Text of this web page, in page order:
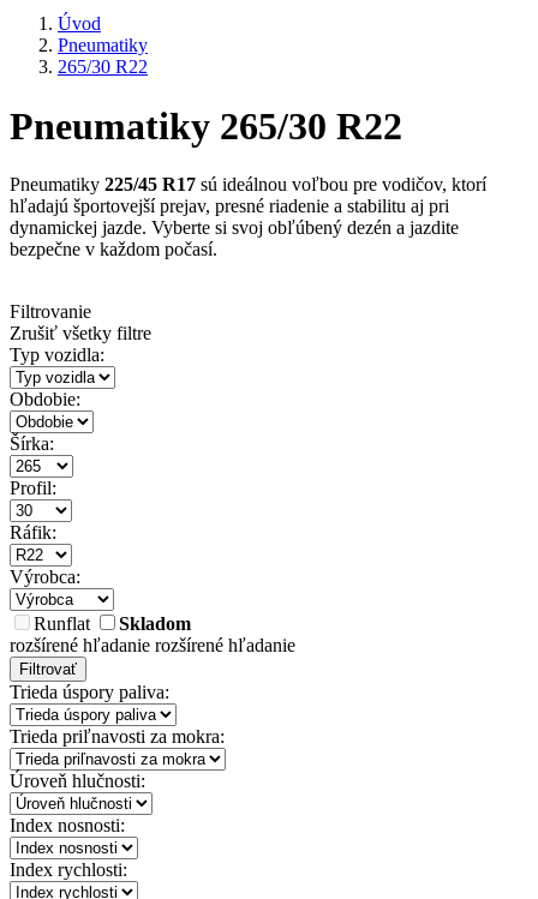
Úvod
Pneumatiky
265/30 R22
Pneumatiky 265/30 R22
Pneumatiky 225/45 R17 sú ideálnou voľbou pre vodičov, ktorí
hľadajú športovejší prejav, presné riadenie a stabilitu aj pri
dynamickej jazde. Vyberte si svoj obľúbený dezén a jazdite
bezpečne v každom počasí.
Filtrovanie
Zrušiť všetky filtre
Typ vozidla:
Obdobie:
Šírka:
Profil:
Ráfik:
Výrobca:
Runflat
Skladom
rozšírené hľadanie rozšírené hľadanie
Filtrovať
Trieda úspory paliva:
Trieda priľnavosti za mokra:
Úroveň hlučnosti:
Index nosnosti:
Index rychlosti: